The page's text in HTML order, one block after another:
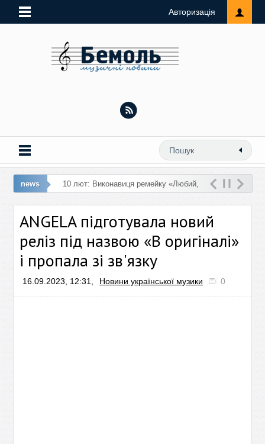
Авторизація
news 10 лют: Виконавиця ремейку «Любий,
«Замок з піску»
ANGELA підготувала новий
реліз під назвою «В оригіналі»
і пропала зі зв'язку
16.09.2023, 12:31, Новини української музики 0